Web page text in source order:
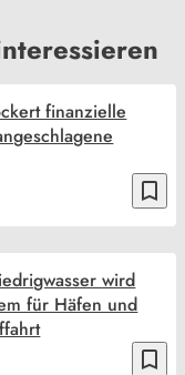
bookmark_border
finanzielle
bookmark_border
wird
für Häfen und